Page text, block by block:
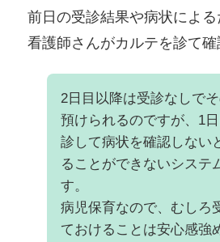
前日の受診結果や病状によ
看護師さんがカルテを診て確
2日目以降は受診なしでそ
預けられるのですが、1
診して病状を確認しない
ることができないシステ
す。
病児保育なので、むしろ
ておけることは安心感強